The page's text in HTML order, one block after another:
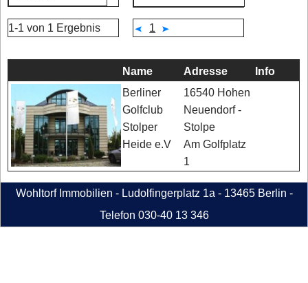
1-1 von 1 Ergebnis 1
Name Adresse Info
Berliner
Golfclub
Stolper
Heide e.V
16540 Hohen
Neuendorf -
Stolpe
Am Golfplatz
1
Wohltorf Immobilien - Ludolfingerplatz 1a - 13465 Berlin -
Telefon 030-40 13 346